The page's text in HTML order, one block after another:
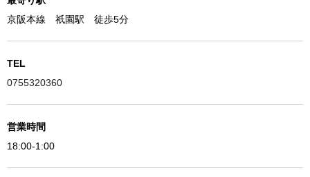
京阪本線 祇園駅 徒歩5分
TEL
0755320360
営業時間
18:00-1:00